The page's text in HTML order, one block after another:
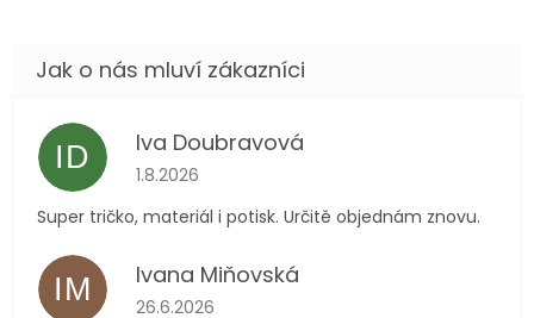
ID Iva Doubravová
Hodnocení obchodu je 5 z 5 hvězdiček.
1.8.2026
Super tričko, materiál i potisk. Určitě objednám znovu.
IM Ivana Miňovská
Hodnocení obchodu je 5 z 5 hvězdiček.
26.6.2026